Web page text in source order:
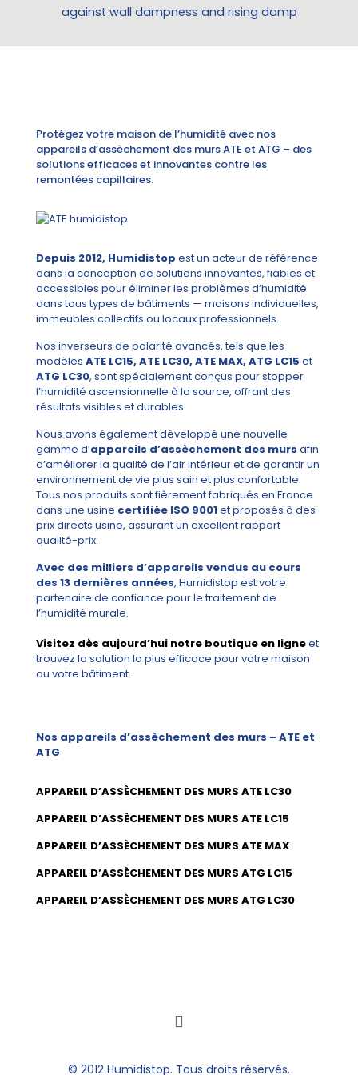
against wall dampness and rising damp
Protégez votre maison de l’humidité avec nos
appareils d’assèchement des murs ATE et ATG – des
solutions efficaces et innovantes contre les
remontées capillaires.
Depuis 2012, Humidistop est un acteur de référence
dans la conception de solutions innovantes, fiables et
accessibles pour éliminer les problèmes d’humidité
dans tous types de bâtiments — maisons individuelles,
immeubles collectifs ou locaux professionnels.
Nos inverseurs de polarité avancés, tels que les
modèles ATE LC15, ATE LC30, ATE MAX, ATG LC15 et
ATG LC30, sont spécialement conçus pour stopper
l’humidité ascensionnelle à la source, offrant des
résultats visibles et durables.
Nous avons également développé une nouvelle
gamme d’appareils d’assèchement des murs afin
d’améliorer la qualité de l’air intérieur et de garantir un
environnement de vie plus sain et plus confortable.
Tous nos produits sont fièrement fabriqués en France
dans une usine certifiée ISO 9001et proposés à des
prix directs usine, assurant un excellent rapport
qualité-prix.
Avec des milliers d’appareils vendus au cours
des 13 dernières années, Humidistop est votre
partenaire de confiance pour le traitement de
l’humidité murale.
Visitez dès aujourd’hui notre boutique en ligneet
trouvez la solution la plus efficace pour votre maison
ou votre bâtiment.
Nos appareils d’assèchement des murs – ATE et
ATG
APPAREIL D’ASSÈCHEMENT DES MURS ATE LC30
APPAREIL D’ASSÈCHEMENT DES MURS ATE LC15
APPAREIL D’ASSÈCHEMENT DES MURS ATE MAX
APPAREIL D’ASSÈCHEMENT DES MURS ATG LC15
APPAREIL D’ASSÈCHEMENT DES MURS ATG LC30
© 2012 Humidistop. Tous droits réservés.